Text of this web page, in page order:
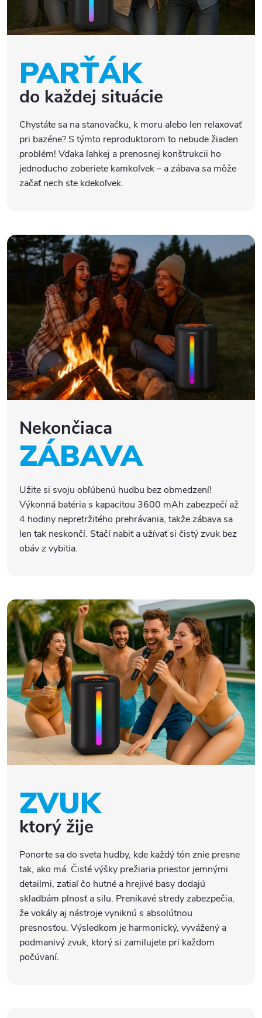
PARŤÁK
do každej situácie
Chystáte sa na stanovačku, k moru alebo len relaxovať
pri bazéne? S týmto reproduktorom to nebude žiaden
problém! Vďaka ľahkej a prenosnej konštrukcii ho
jednoducho zoberiete kamkoľvek – a zábava sa môže
začať nech ste kdekoľvek.
Nekončiaca
ZÁBAVA
Užite si svoju obľúbenú hudbu bez obmedzení!
Výkonná batéria s kapacitou 3600 mAh zabezpečí až
4 hodiny nepretržitého prehrávania, takže zábava sa
len tak neskončí. Stačí nabiť a užívať si čistý zvuk bez
obáv z vybitia.
ZVUK
ktorý žije
Ponorte sa do sveta hudby, kde každý tón znie presne
tak, ako má. Čisté výšky prežiaria priestor jemnými
detailmi, zatiaľ čo hutné a hrejivé basy dodajú
skladbám plnosť a silu. Prenikavé stredy zabezpečia,
že vokály aj nástroje vyniknú s absolútnou
presnosťou. Výsledkom je harmonický, vyvážený a
podmanivý zvuk, ktorý si zamilujete pri každom
počúvaní.